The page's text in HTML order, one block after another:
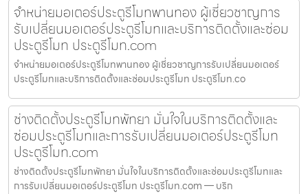
จำหน่ายมอเตอร์ประตูรีโมทพานทอง ผู้เชี่ยวชาญการ
รับเปลี่ยนมอเตอร์ประตูรีโมทและบริการติดตั้งและซ่อม
ประตูรีโมท ประตูรีโมท.com
จำหน่ายมอเตอร์ประตูรีโมทพานทอง ผู้เชี่ยวชาญการรับเปลี่ยนมอเตอร์
ประตูรีโมทและบริการติดตั้งและซ่อมประตูรีโมท ประตูรีโมท.co
ช่างติดตั้งประตูรีโมทพัทยา มั่นใจในบริการติดตั้งและ
ซ่อมประตูรีโมทและการรับเปลี่ยนมอเตอร์ประตูรีโมท
ประตูรีโมท.com
ช่างติดตั้งประตูรีโมทพัทยา มั่นใจในบริการติดตั้งและซ่อมประตูรีโมทและ
การรับเปลี่ยนมอเตอร์ประตูรีโมท ประตูรีโมท.com — บริก